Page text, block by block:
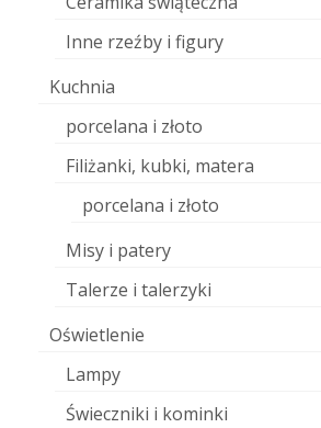
Inne rzeźby i figury
Kuchnia
porcelana i złoto
Filiżanki, kubki, matera
porcelana i złoto
Misy i patery
Talerze i talerzyki
Oświetlenie
Lampy
Świeczniki i kominki